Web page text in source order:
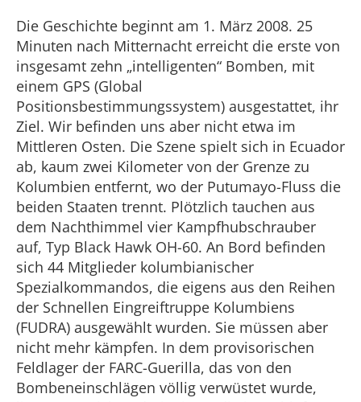
Die Geschichte beginnt am 1. März 2008. 25
Minuten nach Mitternacht erreicht die erste von
insgesamt zehn „intelligenten“ Bomben, mit
einem GPS (Global
Positionsbestimmungssystem) ausgestattet, ihr
Ziel. Wir befinden uns aber nicht etwa im
Mittleren Osten. Die Szene spielt sich in Ecuador
ab, kaum zwei Kilometer von der Grenze zu
Kolumbien entfernt, wo der Putumayo-Fluss die
beiden Staaten trennt. Plötzlich tauchen aus
dem Nachthimmel vier Kampfhubschrauber
auf, Typ Black Hawk OH-60. An Bord befinden
sich 44 Mitglieder kolumbianischer
Spezialkommandos, die eigens aus den Reihen
der Schnellen Eingreiftruppe Kolumbiens
(FUDRA) ausgewählt wurden. Sie müssen aber
nicht mehr kämpfen. In dem provisorischen
Feldlager der FARC-Guerilla, das von den
Bombeneinschlägen völlig verwüstet wurde,